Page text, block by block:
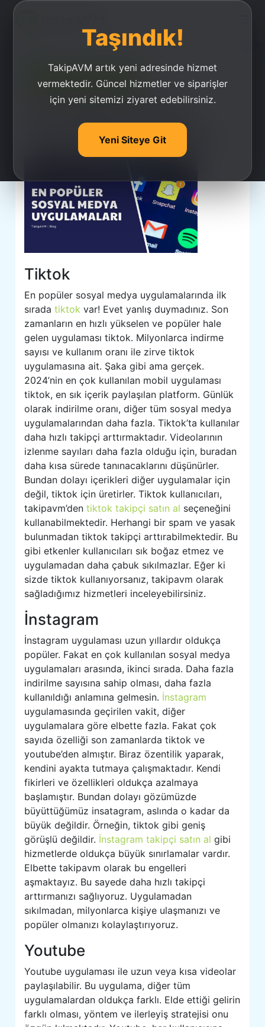
Taşındık!
TakipAVM artık yeni adresinde hizmet
vermektedir. Güncel hizmetler ve siparişler
için yeni sitemizi ziyaret edebilirsiniz.
Yeni Siteye Git
Ucuz Takipçi Satın Al
En Popüler Sosyal
Medya Uygulamaları
Tiktok
En popüler sosyal medya uygulamalarında ilk
sıradatiktok var! Evet yanlış duymadınız. Son
zamanların en hızlı yükselen ve popüler hale
gelen uygulaması tiktok. Milyonlarca indirme
sayısı ve kullanım oranı ile zirve tiktok
uygulamasına ait. Şaka gibi ama gerçek.
2024’nin en çok kullanılan mobil uygulaması
tiktok, en sık içerik paylaşılan platform. Günlük
olarak indirilme oranı, diğer tüm sosyal medya
uygulamalarından daha fazla. Tiktok’ta kullanılar
daha hızlı takipçi arttırmaktadır. Videolarının
izlenme sayıları daha fazla olduğu için, buradan
daha kısa sürede tanınacaklarını düşünürler.
Bundan dolayı içerikleri diğer uygulamalar için
değil, tiktok için üretirler. Tiktok kullanıcıları,
takipavm’dentiktok takipçi satın al seçeneğini
kullanabilmektedir. Herhangi bir spam ve yasak
bulunmadan tiktok takipçi arttırabilmektedir. Bu
gibi etkenler kullanıcıları sık boğaz etmez ve
uygulamadan daha çabuk sıkılmazlar. Eğer ki
sizde tiktok kullanıyorsanız, takipavm olarak
sağladığımız hizmetleri inceleyebilirsiniz.
İnstagram
İnstagram uygulaması uzun yıllardır oldukça
popüler. Fakat en çok kullanılan sosyal medya
uygulamaları arasında, ikinci sırada. Daha fazla
indirilme sayısına sahip olması, daha fazla
kullanıldığı anlamına gelmesin. İnstagram
uygulamasında geçirilen vakit, diğer
uygulamalara göre elbette fazla. Fakat çok
sayıda özelliği son zamanlarda tiktok ve
youtube’den almıştır. Biraz özentilik yaparak,
kendini ayakta tutmaya çalışmaktadır. Kendi
fikirleri ve özellikleri oldukça azalmaya
başlamıştır. Bundan dolayı gözümüzde
büyüttüğümüz insatagram, aslında o kadar da
büyük değildir. Örneğin, tiktok gibi geniş
görüşlü değildir. İnstagram takipçi satın al gibi
hizmetlerde oldukça büyük sınırlamalar vardır.
Elbette takipavm olarak bu engelleri
aşmaktayız. Bu sayede daha hızlı takipçi
arttırmanızı sağlıyoruz. Uygulamadan
sıkılmadan, milyonlarca kişiye ulaşmanızı ve
popüler olmanızı kolaylaştırıyoruz.
Youtube
Youtube uygulaması ile uzun veya kısa videolar
paylaşılabilir. Bu uygulama, diğer tüm
uygulamalardan oldukça farklı. Elde ettiği gelirin
farklı olması, yöntem ve ilerleyiş stratejisi onu